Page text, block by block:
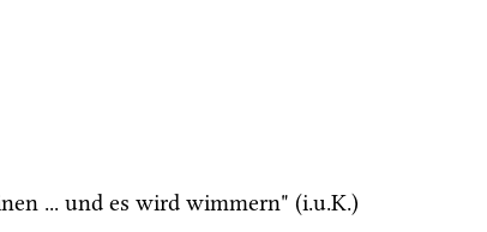
... und es wird wimmern" (i.u.K.)